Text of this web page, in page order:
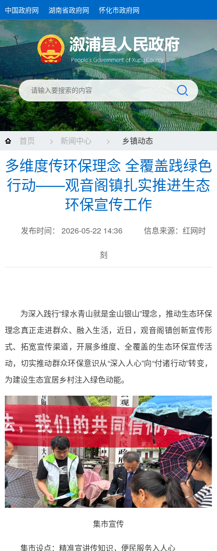
中国政府网 湖南省政府网 怀化市政府网
首页 > 新闻中心 > 乡镇动态
多维度传环保理念 全覆盖践绿色
行动——观音阁镇扎实推进生态
环保宣传工作
发布时间： 2026-05-22 14:36 信息来源：红网时
刻
为深入践行“绿水青山就是金山银山”理念，推动生态环保
理念真正走进群众、融入生活，近日，观音阁镇创新宣传形
式、拓宽宣传渠道，开展多维度、全覆盖的生态环保宣传活
动，切实推动群众环保意识从“深入人心”向“付诸行动”转变，
为建设生态宜居乡村注入绿色动能。
集市宣传
集市设点：精准宣讲传知识，便民服务入人心